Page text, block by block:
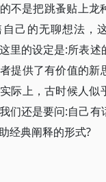
不是把跳蚤贴上龙
己的无聊想法，
里的设定是:所表述
提供了有价值的新
际上，古时候人似
们还是要问:自己有
经典阐释的形式?